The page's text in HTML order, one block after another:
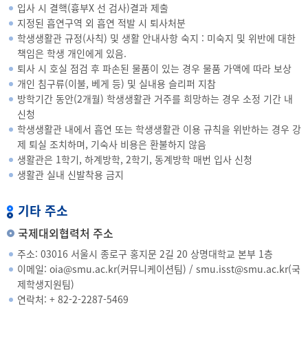
입사 시 결핵(흉부X 선 검사)결과 제출
지정된 흡연구역 외 흡연 적발 시 퇴사처분
학생생활관 규정(사칙) 및 생활 안내사항 숙지 : 미숙지 및 위반에 대한
책임은 학생 개인에게 있음.
퇴사 시 호실 점검 후 파손된 물품이 있는 경우 물품 가액에 따라 보상
개인 침구류(이불, 베게 등) 및 실내용 슬리퍼 지참
방학기간 동안(2개월) 학생생활관 거주를 희망하는 경우 소정 기간 내
신청
학생생활관 내에서 흡연 또는 학생생활관 이용 규칙을 위반하는 경우 강
제 퇴실 조치하며, 기숙사 비용은 환불하지 않음
생활관은 1학기, 하계방학, 2학기, 동계방학 매번 입사 신청
생활관 실내 신발착용 금지
기타 주소
국제대외협력처 주소
주소: 03016 서울시 종로구 홍지문 2길 20 상명대학교 본부 1층
이메일: oia@smu.ac.kr(커뮤니케이션팀) / smu.isst@smu.ac.kr(국
제학생지원팀)
연락처: + 82-2-2287-5469